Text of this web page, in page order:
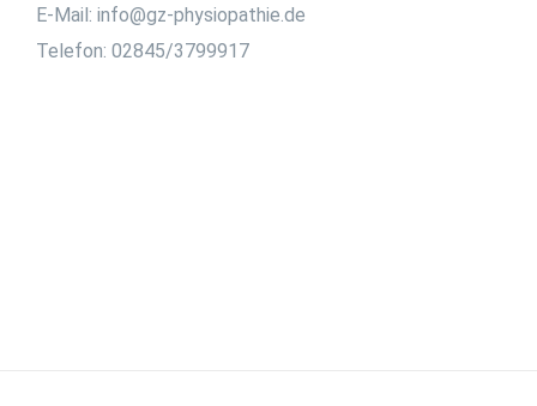
E-Mail: info@gz-physiopathie.de
Telefon: 02845/3799917